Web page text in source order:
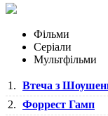
Фільми
Серіали
Мультфільми
1. Втеча з
2. Форрест Гамп